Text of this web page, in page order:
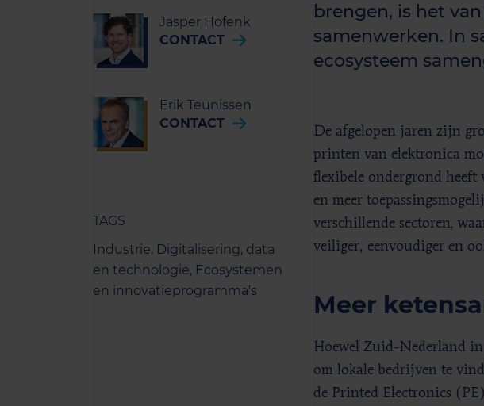
Jasper Hofenk
CONTACT
Erik Teunissen
CONTACT
TAGS
Industrie, Digitalisering, data
en technologie, Ecosystemen
en innovatieprogramma's
brengen, is het
samenwerken. In
ecosysteem
De afgelopen jaren zijn
printen van elektronica
flexibele ondergrond heeft
en meer
verschillende sectoren,
veiliger, eenvoudiger en
Meer
Hoewel Zuid-Nederland
om lokale bedrijven te
de Printed Electronics